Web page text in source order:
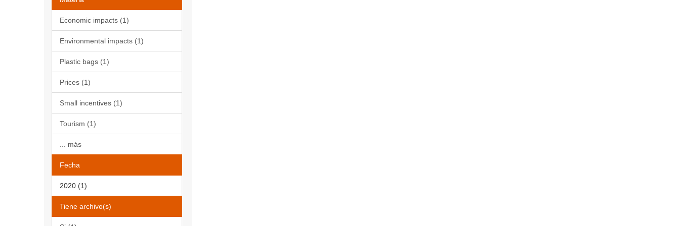
Economic impacts (1)
Environmental impacts (1)
Plastic bags (1)
Prices (1)
Small incentives (1)
Tourism (1)
... más
Fecha
2020 (1)
Tiene archivo(s)